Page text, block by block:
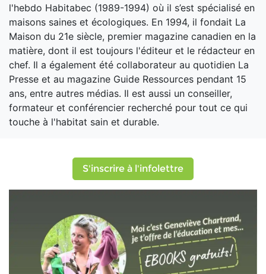
l'hebdo Habitabec (1989-1994) où il s’est spécialisé en
maisons saines et écologiques. En 1994, il fondait La
Maison du 21e siècle, premier magazine canadien en la
matière, dont il est toujours l'éditeur et le rédacteur en
chef. Il a également été collaborateur au quotidien La
Presse et au magazine Guide Ressources pendant 15
ans, entre autres médias. Il est aussi un conseiller,
formateur et conférencier recherché pour tout ce qui
touche à l'habitat sain et durable.
S'inscrire à l'infolettre